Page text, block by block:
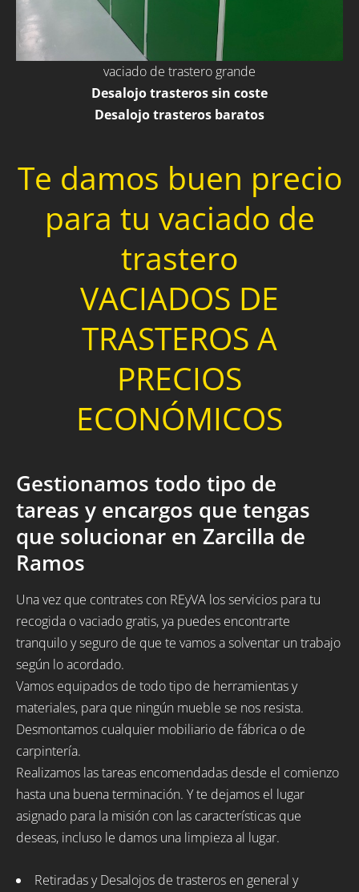
vaciado de trastero grande
Desalojo trasteros sin coste
Desalojo trasteros baratos
Te damos buen precio
para tu vaciado de
trastero
VACIADOS DE
TRASTEROS A
PRECIOS
ECONÓMICOS
Gestionamos todo tipo de
tareas y encargos que tengas
que solucionar en Zarcilla de
Ramos
Una vez que contrates con REyVA los servicios para tu
recogida o vaciado gratis, ya puedes encontrarte
tranquilo y seguro de que te vamos a solventar un trabajo
según lo acordado.
Vamos equipados de todo tipo de herramientas y
materiales, para que ningún mueble se nos resista.
Desmontamos cualquier mobiliario de fábrica o de
carpintería.
Realizamos las tareas encomendadas desde el comienzo
hasta una buena terminación. Y te dejamos el lugar
asignado para la misión con las características que
deseas, incluso le damos una limpieza al lugar.
Retiradas y Desalojos de trasteros en general y